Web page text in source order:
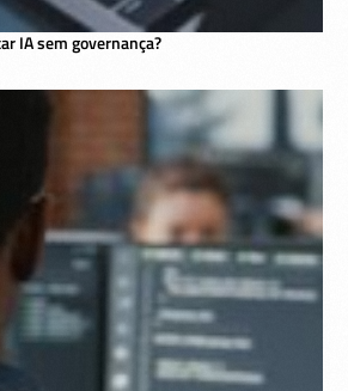
IA sem governança?